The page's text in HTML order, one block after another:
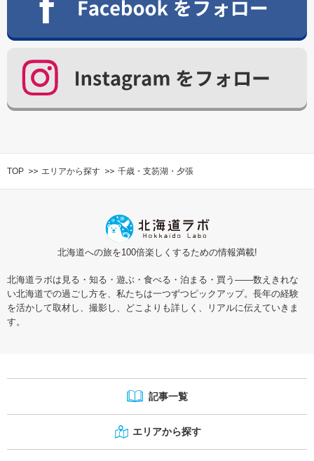
TOP エリアから探す 千歳・支笏湖・夕張
北海道への旅を100倍楽しくするための情報満載!
北海道ラボは見る・知る・遊ぶ・食べる・泊まる・買う――数えきれな
い北海道での過ごし方を、私たちは一つずつピックアップ。長年の経験
を活かして取材し、撮影し、どこよりも詳しく、リアルに伝えていきま
す。
記事一覧
エリアから探す